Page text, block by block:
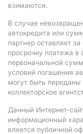
взимаются.
В случае
автокредита или
партнер оставляет
просрочку платежа в
первоначальной
условий погашения
могут быть
коллекторское
Данный Интернет-
информационный
вляется публичной